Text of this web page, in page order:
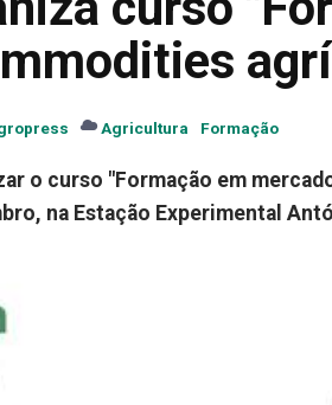
Agricultura Formação
o curso "Formação em
na Estação Experimental